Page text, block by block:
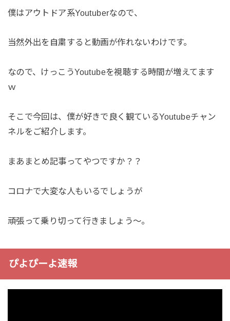
僕はアウトドア系Youtuberなので、
当然外出を自粛すると動画が作れないわけです。
なので、けっこうYoutubeを視聴する時間が増えてます
ｗ
そこで今回は、僕が好きで良く観ているYoutubeチャン
ネルをご紹介します。
まあまとめ記事ってやつですか？？
コロナで大変な人もいるでしょうが
頑張って乗り切って行きましょう〜。
ぴよぴーよ速報